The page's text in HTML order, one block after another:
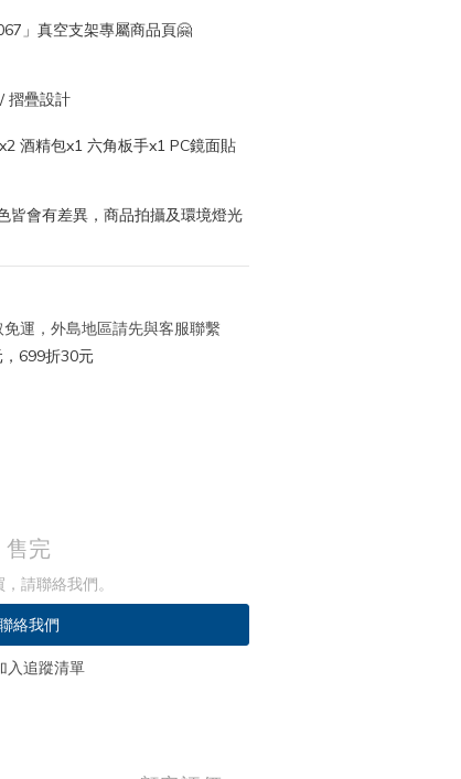
」真空支架專屬商品頁🤗
摺疊設計
酒精包x1 六角板手x1 PC鏡面貼
皆會有差異，商品拍攝及環境燈光
運，外島地區請先與客服聯繫
699折30元
售完
請聯絡我們。
絡我們
入追蹤清單